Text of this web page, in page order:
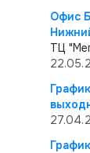
Офис
ТЦ